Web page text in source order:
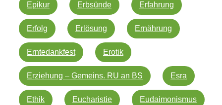
Epikur Erbsünde Erfahrung
Erfolg Erlösung Ernährung
Erntedankfest Erotik
Erziehung – Gemeins. RU an BS Esra
Ethik Eucharistie Eudaimonismus